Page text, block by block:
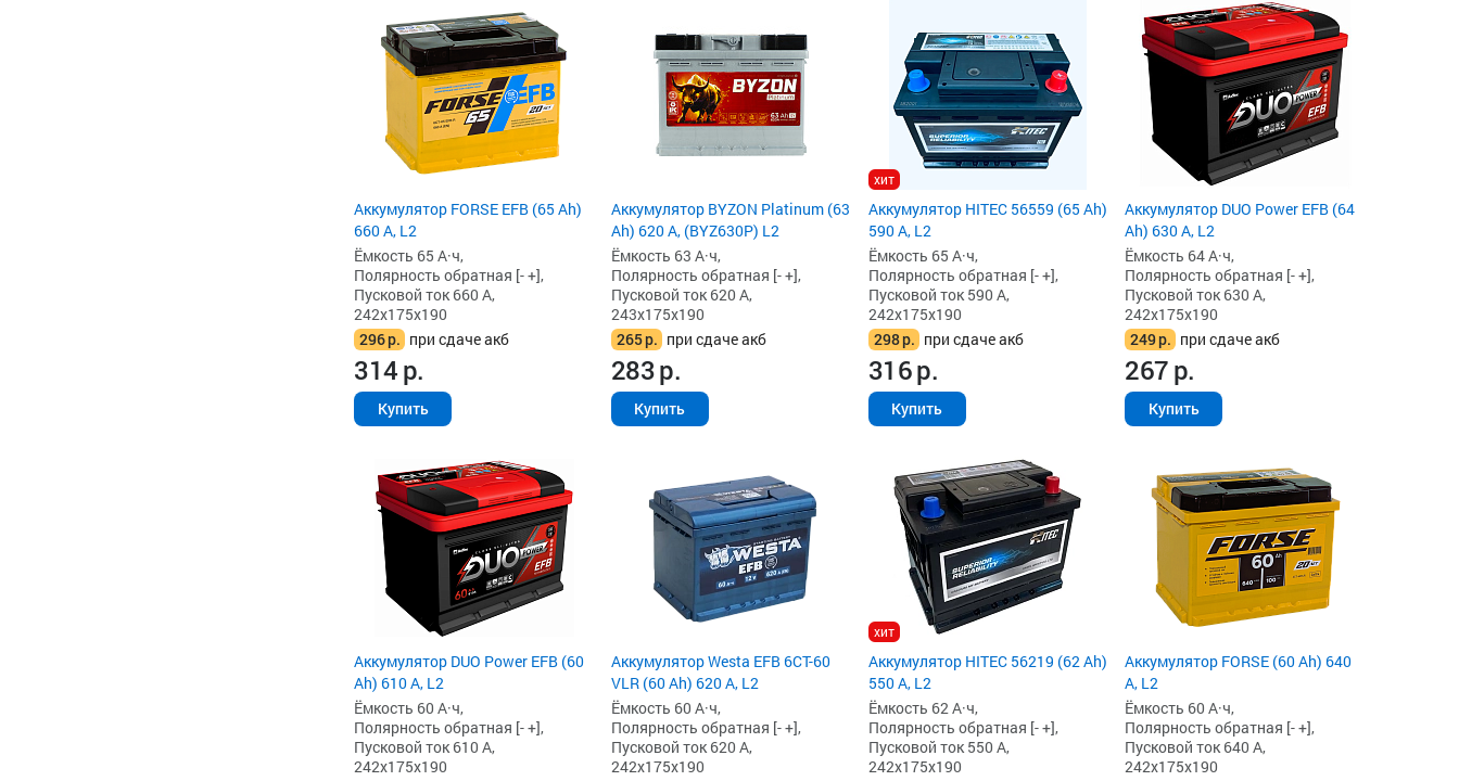
Аккумулятор FORSE EFB (65 Ah)
660 А, L2
Ёмкость 65 А·ч,
Полярность обратная [- +],
Пусковой ток 660 А,
242x175x190
296р. при сдаче акб
314р.
Купить
Аккумулятор BYZON Platinum (63
Ah) 620 А, (BYZ630P) L2
Ёмкость 63 А·ч,
Полярность обратная [- +],
Пусковой ток 620 А,
243x175x190
265р. при сдаче акб
283р.
Купить
хит
Аккумулятор HITEC 56559 (65 Ah)
590 А, L2
Ёмкость 65 А·ч,
Полярность обратная [- +],
Пусковой ток 590 А,
242x175x190
298р. при сдаче акб
316р.
Купить
Аккумулятор DUO Power EFB (64
Ah) 630 А, L2
Ёмкость 64 А·ч,
Полярность обратная [- +],
Пусковой ток 630 А,
242x175x190
249р. при сдаче акб
267р.
Купить
Аккумулятор DUO Power EFB (60
Ah) 610 А, L2
Ёмкость 60 А·ч,
Полярность обратная [- +],
Пусковой ток 610 А,
242x175x190
Аккумулятор Westa EFB 6СТ-60
VLR (60 Ah) 620 А, L2
Ёмкость 60 А·ч,
Полярность обратная [- +],
Пусковой ток 620 А,
242x175x190
хит
Аккумулятор HITEC 56219 (62 Ah)
550 А, L2
Ёмкость 62 А·ч,
Полярность обратная [- +],
Пусковой ток 550 А,
242x175x190
Аккумулятор FORSE (60 Ah) 640
А, L2
Ёмкость 60 А·ч,
Полярность обратная [- +],
Пусковой ток 640 А,
242x175x190